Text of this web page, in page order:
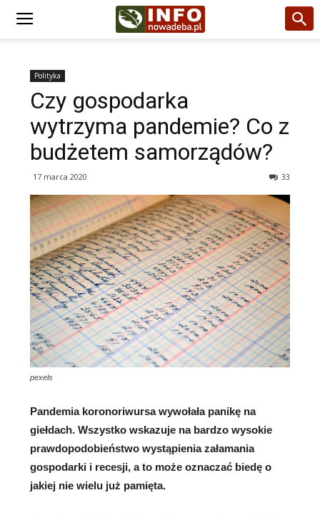
Polityka
Czy gospodarka
wytrzyma pandemie? Co z
budżetem samorządów?
17 marca 2020 33
pexels
Pandemia koronoriwursa wywołała panikę na
giełdach. Wszystko wskazuje na bardzo wysokie
prawdopodobieństwo wystąpienia załamania
gospodarki i recesji, a to może oznaczać biedę o
jakiej nie wielu już pamięta.